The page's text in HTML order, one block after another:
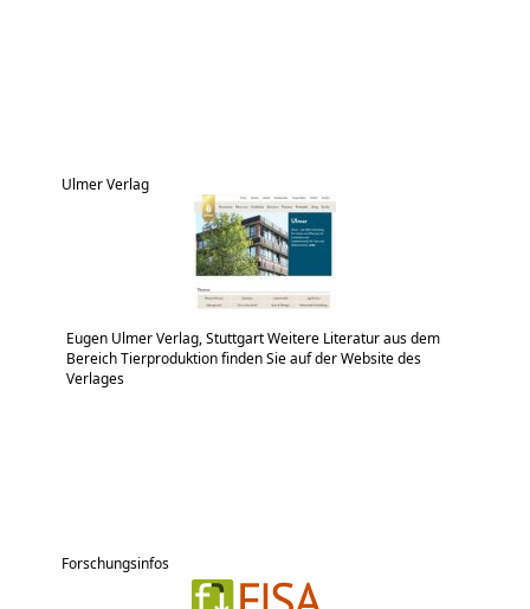
Ulmer Verlag
Eugen Ulmer Verlag, Stuttgart Weitere Literatur aus dem
Bereich Tierproduktion finden Sie auf der Website des
Verlages
Forschungsinfos